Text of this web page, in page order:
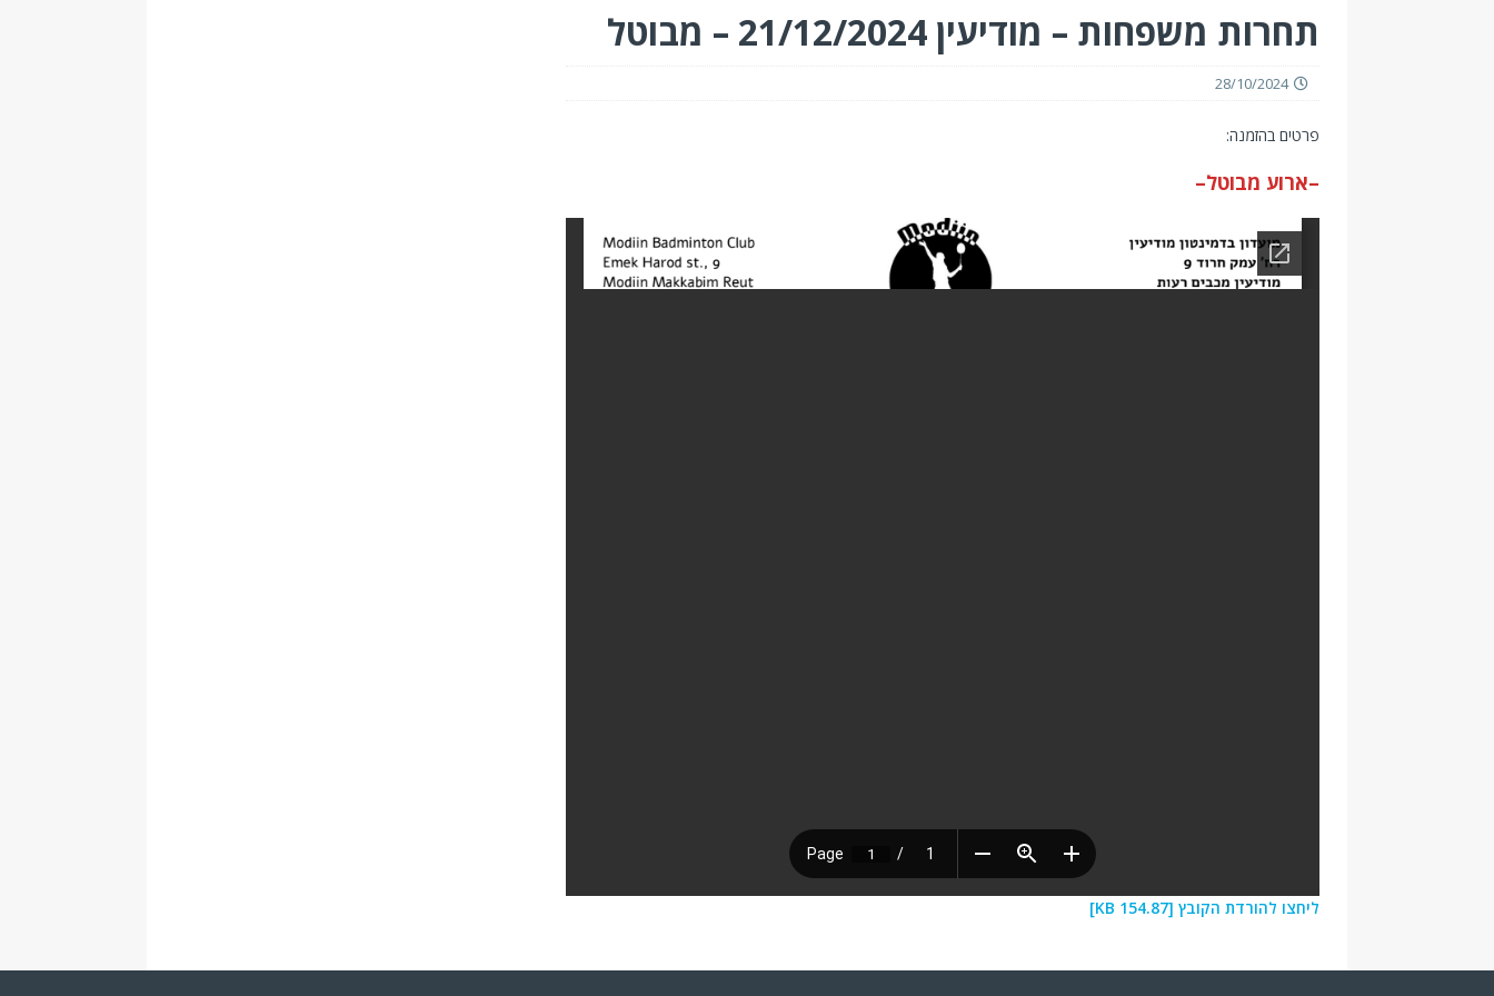
תחרות משפחות – מודיעין 21/12/2024 – מבוטל
28/10/2024
פרטים בהזמנה:
–ארוע מבוטל–
ליחצו להורדת הקובץ [154.87 KB]